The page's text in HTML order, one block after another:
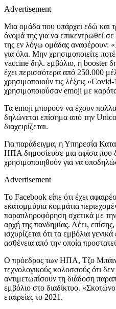
Advertisement
Μια ομάδα που υπάρχει εδώ και
όνομά της για να επικεντρωθεί
της εν λόγω ομάδας αναφέρουν:
για όλα. Μην χρησιμοποιείτε
vaccine δηλ. εμβόλιο, ή booster
έχει περισσότερα από 250.000
χρησιμοποιούν τις λέξεις
χρησιμοποιούσαν emoji με
Τα emoji μπορούν να έχουν
δηλώνεται επίσημα από την
διαχειρίζεται.
Για παράδειγμα, η Υπηρεσία
ΗΠΑ δημοσίευσε μια αφίσα που
χρησιμοποιηθούν για να
Advertisement
Το Facebook είπε ότι έχει
εκατομμύρια κομμάτια
παραπληροφόρηση σχετικά με
αρχή της πανδημίας. Λέει,
ισχυρίζεται ότι τα εμβόλια
ασθένεια από την οποία
Ο πρόεδρος των ΗΠΑ, Τζο
τεχνολογικούς κολοσσούς ότι
αντιμετωπίσουν τη διάδοση
εμβόλιο στο διαδίκτυο.
εταιρείες το 2021.